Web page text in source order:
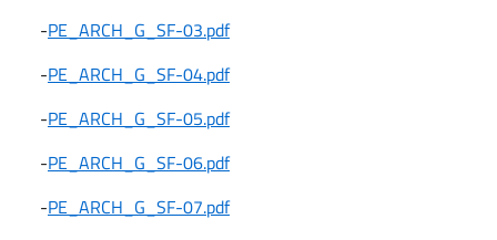
-PE_ARCH_G_SF-03.pdf
-PE_ARCH_G_SF-04.pdf
-PE_ARCH_G_SF-05.pdf
-PE_ARCH_G_SF-06.pdf
-PE_ARCH_G_SF-07.pdf